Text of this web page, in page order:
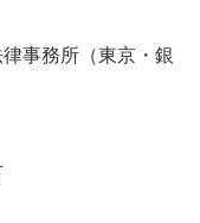
事務所（東京・銀